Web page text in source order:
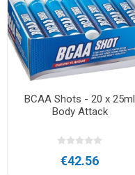
BCAA Shots - 20 x 25ml
Body Attack
€42.56